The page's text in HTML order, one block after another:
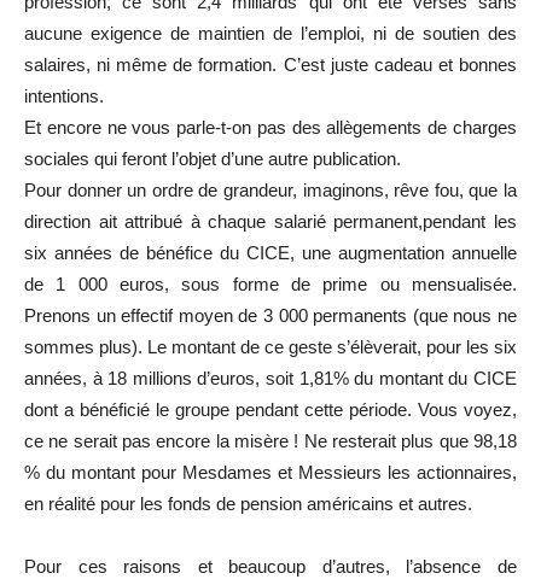
aucune exigence de maintien de l’emploi, ni de soutien des
salaires, ni même de formation. C’est juste cadeau et bonnes
intentions.
Et encore ne vous parle-t-on pas des allègements de charges
sociales qui feront l’objet d’une autre publication.
Pour donner un ordre de grandeur, imaginons, rêve fou, que la
direction ait attribué à chaque salarié permanent,pendant les
six années de bénéfice du CICE, une augmentation annuelle
de 1 000 euros, sous forme de prime ou mensualisée.
Prenons un effectif moyen de 3 000 permanents (que nous ne
sommes plus). Le montant de ce geste s’élèverait, pour les six
années, à 18 millions d’euros, soit 1,81% du montant du CICE
dont a bénéficié le groupe pendant cette période. Vous voyez,
ce ne serait pas encore la misère ! Ne resterait plus que 98,18
% du montant pour Mesdames et Messieurs les actionnaires,
en réalité pour les fonds de pension américains et autres.
Pour ces raisons et beaucoup d’autres, l’absence de